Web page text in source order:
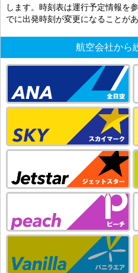
します。時刻表は運行予定情報を
でに出発時刻が変更になることがあ
航空会社から